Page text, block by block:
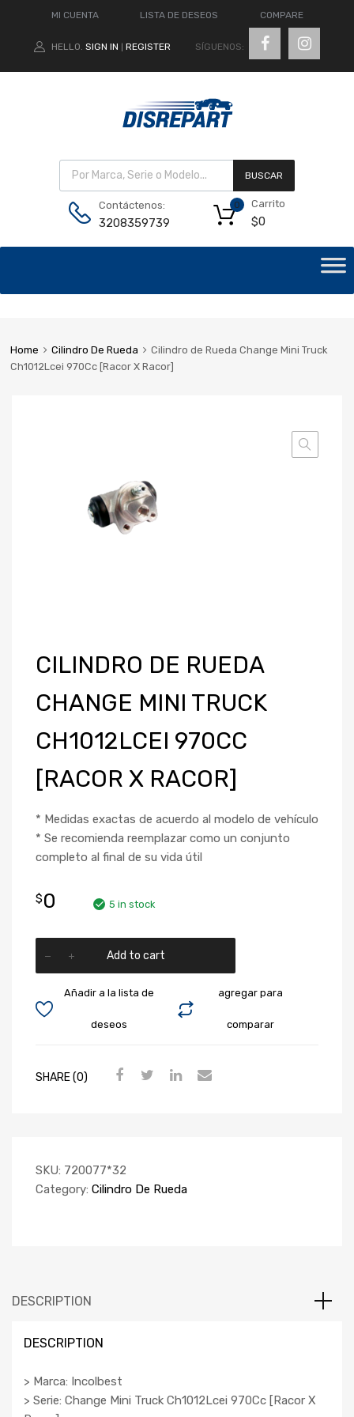
MI CUENTA LISTA DE DESEOS COMPARE
HELLO. SIGN IN REGISTER SÍGUENOS:
BUSCAR
Contáctenos:
3208359739
Carrito
$0
0
Home Cilindro De Rueda
Cilindro de Rueda Change Mini Truck
Ch1012Lcei 970Cc [Racor X Racor]
CILINDRO DE RUEDA
CHANGE MINI TRUCK
CH1012LCEI 970CC
[RACOR X RACOR]
* Medidas exactas de acuerdo al modelo de vehículo
* Se recomienda reemplazar como un conjunto
completo al final de su vida útil
$0 5 in stock
Add to cart
agregar para
comparar
Añadir a la lista de
deseos
SHARE (0)
SKU: 720077*32
Category: Cilindro De Rueda
DESCRIPTION
DESCRIPTION
> Marca: Incolbest
> Serie: Change Mini Truck Ch1012Lcei 970Cc [Racor X